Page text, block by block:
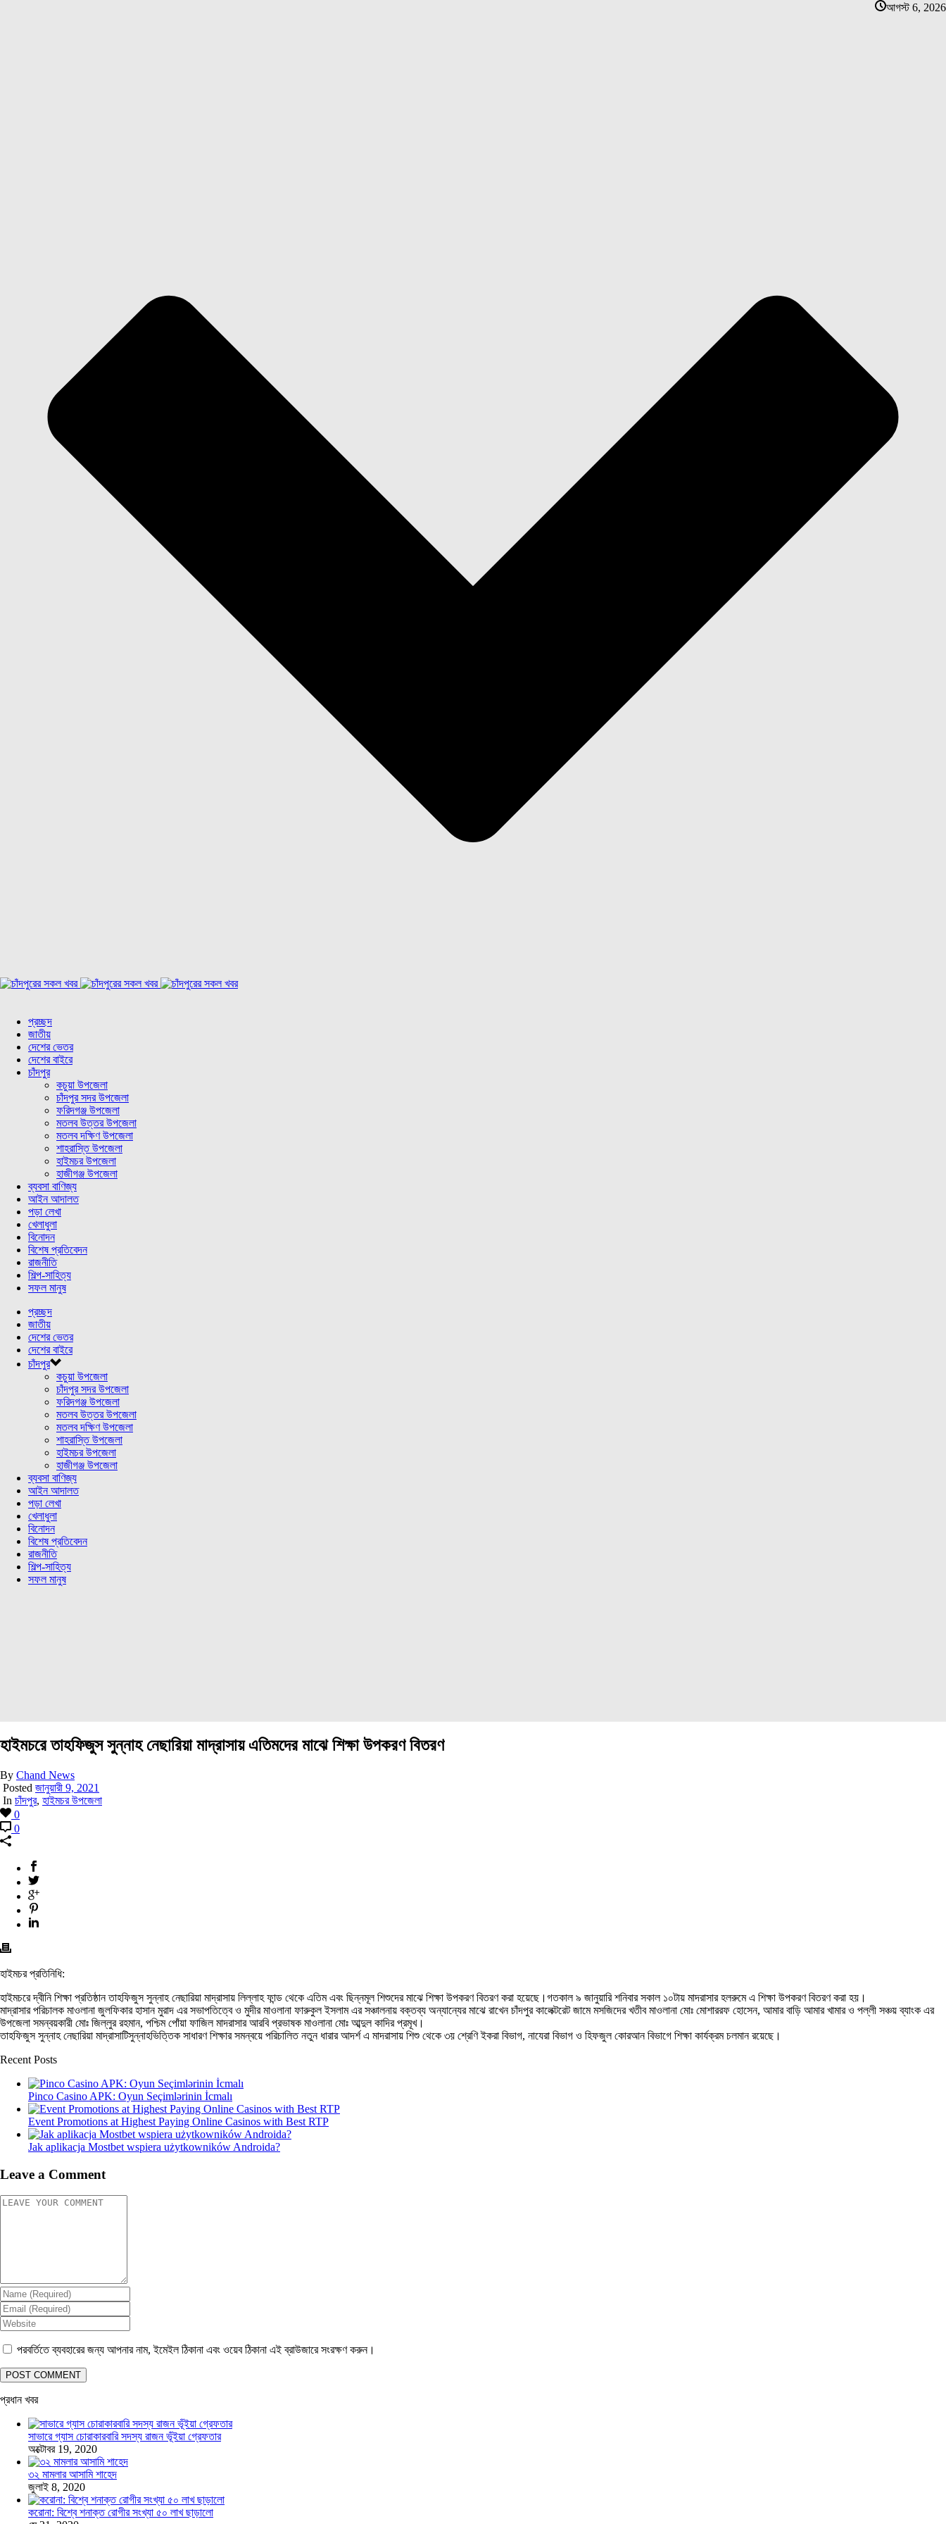
আগস্ট 6, 2026
প্রচ্ছদ
জাতীয়
দেশের ভেতর
দেশের বাইরে
চাঁদপুর
কচুয়া উপজেলা
চাঁদপুর সদর উপজেলা
ফরিদগঞ্জ উপজেলা
মতলব উত্তর উপজেলা
মতলব দক্ষিণ উপজেলা
শাহরাস্তি উপজেলা
হাইমচর উপজেলা
হাজীগঞ্জ উপজেলা
ব্যবসা বাণিজ্য
আইন আদালত
পড়া লেখা
খেলাধুলা
বিনোদন
বিশেষ প্রতিবেদন
রাজনীতি
শিল্প-সাহিত্য
সফল মানুষ
প্রচ্ছদ
জাতীয়
দেশের ভেতর
দেশের বাইরে
চাঁদপুর
কচুয়া উপজেলা
চাঁদপুর সদর উপজেলা
ফরিদগঞ্জ উপজেলা
মতলব উত্তর উপজেলা
মতলব দক্ষিণ উপজেলা
শাহরাস্তি উপজেলা
হাইমচর উপজেলা
হাজীগঞ্জ উপজেলা
ব্যবসা বাণিজ্য
আইন আদালত
পড়া লেখা
খেলাধুলা
বিনোদন
বিশেষ প্রতিবেদন
রাজনীতি
শিল্প-সাহিত্য
সফল মানুষ
হাইমচরে তাহফিজুস সুন্নাহ নেছারিয়া মাদ্রাসায় এতিমদের মাঝে শিক্ষা উপকরণ বিতরণ
By Chand News
Posted জানুয়ারী 9, 2021
In চাঁদপুর, হাইমচর উপজেলা
0
0
হাইমচর প্রতিনিধি:
হাইমচরে দ্বীনি শিক্ষা প্রতিষ্ঠান তাহফিজুস সুন্নাহ নেছারিয়া মাদ্রাসায় লিল্লাহ ফান্ড থেকে এতিম এবং ছিন্নমূল শিশুদের মাঝে শিক্ষা উপকরণ বিতরণ করা হয়েছে।গতকাল ৯ জানুয়ারি শনিবার সকাল ১০টায় মাদরাসার হলরুমে এ শিক্ষা উপকরণ বিতরণ করা হয়।
মাদ্রাসার পরিচালক মাওলানা জুলফিকার হাসান মুরাদ এর সভাপতিত্বে ও মুদীর মাওলানা ফারুকুল ইসলাম এর সঞ্চালনায় বক্তব্য অন্যান্যের মাঝে রাখেন চাঁদপুর কালেক্টরেট জামে মসজিদের খতীব মাওলানা মোঃ মোশাররফ হোসেন, আমার বাড়ি আমার খামার ও পল্লী সঞ্চয় ব্যাংক এর
উপজেলা সমন্বয়কারী মোঃ জিল্লুর রহমান, পশ্চিম পোঁয়া ফাজিল মাদরাসার আরবি প্রভাষক মাওলানা মোঃ আব্দুল কাদির প্রমূখ।
তাহফিজুস সুন্নাহ নেছারিয়া মাদ্রাসাটিসুন্নাহভিত্তিক সাধারণ শিক্ষার সমন্বয়ে পরিচালিত নতুন ধারার আদর্শ এ মাদরাসায় শিশু থেকে ৩য় শ্রেণি ইকরা বিভাগ, নাযেরা বিভাগ ও হিফজুল কোরআন বিভাগে শিক্ষা কার্যক্রম চলমান রয়েছে।
Recent Posts
Pinco Casino APK: Oyun Seçimlərinin İcmalı
Event Promotions at Highest Paying Online Casinos with Best RTP
Jak aplikacja Mostbet wspiera użytkowników Androida?
Leave a Comment
পরবর্তিতে ব্যবহারের জন্য আপনার নাম, ইমেইল ঠিকানা এবং ওয়েব ঠিকানা এই ব্রাউজারে সংরক্ষণ করুন।
প্রধান খবর
সাভারে গ্যাস চোরাকারবারি সদস্য রাজন ভূঁইয়া গ্রেফতার
অক্টোবর 19, 2020
৩২ মামলার আসামি শাহেদ
জুলাই 8, 2020
করোনা: বিশ্বে শনাক্ত রোগীর সংখ্যা ৫০ লাখ ছাড়ালো